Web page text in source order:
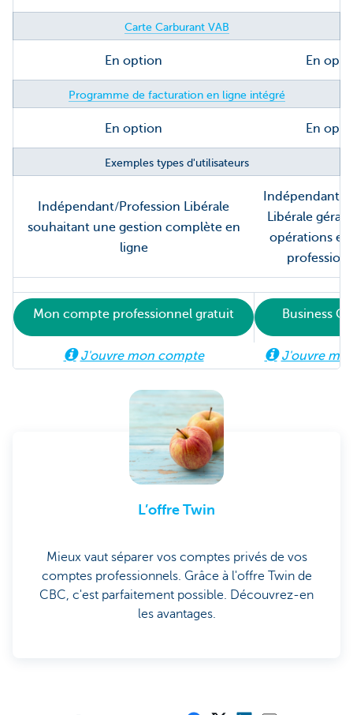
En option En
En option En
Indépendant/Profession Libérale
souhaitant une gestion complète en
ligne
Indépendant/
Libérale
opérations et
Mon compte professionnel gratuit Business
J'ouvre mon compte J'ouvre
Carte Carburant VAB
Programme de facturation en ligne intégré
Exemples types d'utilisateurs
L’offre Twin
Mieux vaut séparer vos comptes privés de vos
comptes professionnels. Grâce à l'offre Twin de
CBC, c'est parfaitement possible. Découvrez-en
les avantages.